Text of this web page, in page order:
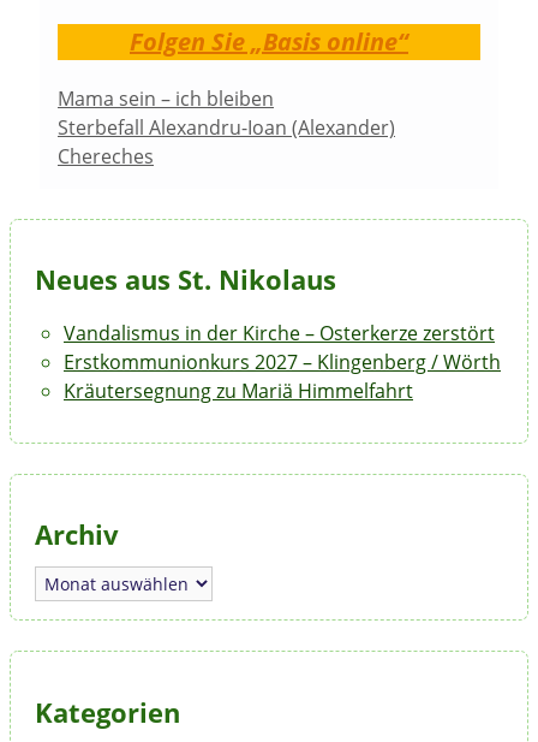
Folgen Sie „Basis online“
Mama sein – ich bleiben
Sterbefall Alexandru-Ioan (Alexander)
Chereches
Neues aus St. Nikolaus
Vandalismus in der Kirche – Osterkerze zerstört
Erstkommunionkurs 2027 – Klingenberg / Wörth
Kräutersegnung zu Mariä Himmelfahrt
Archiv
Archiv
Kategorien